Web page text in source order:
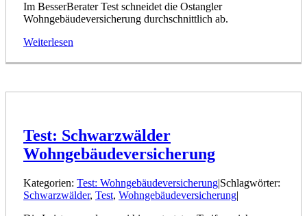
Im BesserBerater Test schneidet die Ostangler
Wohngebäudeversicherung durchschnittlich ab.
Weiterlesen
Test: Schwarzwälder
Wohngebäudeversicherung
Kategorien: Test: Wohngebäudeversicherung|Schlagwörter:
Schwarzwälder, Test, Wohngebäudeversicherung|